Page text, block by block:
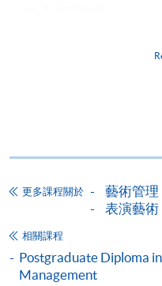
交下期學費的學員，提
程設有此服務，課程負
網上支付可通過「繳費
VISA 或 Mastercard、
更多課程關於
藝術管理
表演藝術
相關課程
Postgraduate Diploma
Management